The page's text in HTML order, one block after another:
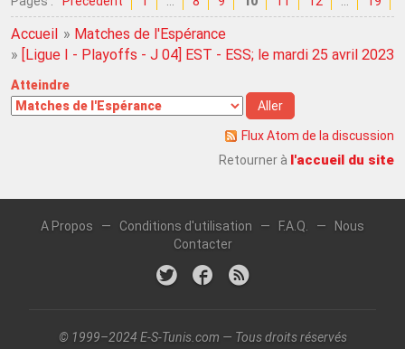
Accueil » Matches de l'Espérance
» [Ligue I - Playoffs - J 04] EST - ESS; le mardi 25 avril 2023
Atteindre
Flux Atom de la discussion
Retourner à l'accueil du site
A Propos — Conditions d'utilisation — F.A.Q. —
Nous
Contacter
© 1999–2024 E-S-Tunis.com — Tous droits réservés